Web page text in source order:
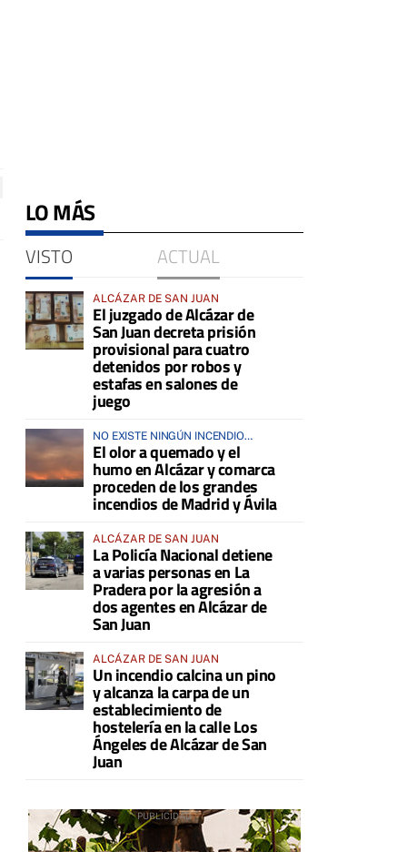
LO MÁS
VISTO ACTUAL
ALCÁZAR DE SAN JUAN
El juzgado de Alcázar de
San Juan decreta prisión
provisional para cuatro
detenidos por robos y
estafas en salones de
juego
NO EXISTE NINGÚN INCENDIO
ACTIVO EN LA COMARCA
El olor a quemado y el
humo en Alcázar y comarca
proceden de los grandes
incendios de Madrid y Ávila
ALCÁZAR DE SAN JUAN
La Policía Nacional detiene
a varias personas en La
Pradera por la agresión a
dos agentes en Alcázar de
San Juan
ALCÁZAR DE SAN JUAN
Un incendio calcina un pino
y alcanza la carpa de un
establecimiento de
hostelería en la calle Los
Ángeles de Alcázar de San
Juan